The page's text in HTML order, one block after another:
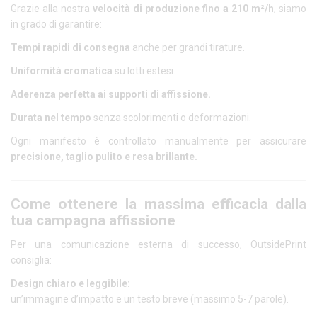
Grazie alla nostra velocità di produzione fino a 210 m²/h, siamo
in grado di garantire:
Tempi rapidi di consegna anche per grandi tirature.
Uniformità cromatica su lotti estesi.
Aderenza perfetta ai supporti di affissione.
Durata nel tempo senza scolorimenti o deformazioni.
Ogni manifesto è controllato manualmente per assicurare
precisione, taglio pulito e resa brillante.
Come ottenere la massima efficacia dalla
tua campagna affissione
Per una comunicazione esterna di successo, OutsidePrint
consiglia:
Design chiaro e leggibile:
un’immagine d’impatto e un testo breve (massimo 5-7 parole).